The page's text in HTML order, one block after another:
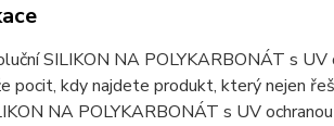
SILIKON NA POLYKARBONÁT s
pocit, kdy najdete produkt, který nejen
NA POLYKARBONÁT s UV ochranou